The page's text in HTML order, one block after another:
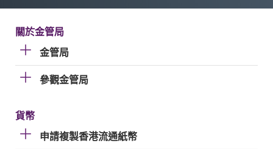
關於金管局
金管局
參觀金管局
貨幣
申請複製香港流通紙幣